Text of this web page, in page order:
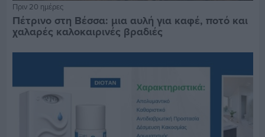
Πριν 20 ημέρες
Πέτρινο στη Βέσσα: μια αυλή για καφέ, ποτό και
χαλαρές καλοκαιρινές βραδιές